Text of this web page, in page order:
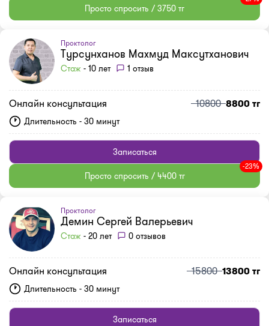
Просто спросить / 3750 тг
Проктолог
Турсунханов Махмуд Максутханович
Стаж - 10 лет 1 отзыв
Онлайн консультация 108008800 тг
Длительность - 30 минут
Записаться
Просто спросить / 4400 тг
-23%
Проктолог
Демин Сергей Валерьевич
Стаж - 20 лет 0 отзывов
Онлайн консультация 1580013800 тг
Длительность - 30 минут
Записаться